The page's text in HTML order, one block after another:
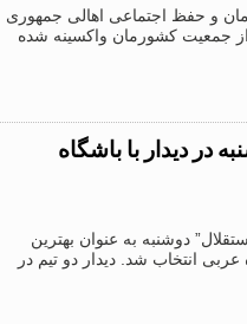
درمان و حفظ اجتماعی اهالی جمهوری
5 میلیون و 210 هزار و 943 نفر معادل 93.1 درصد از جمعیت کشورمان واکسینه شده
در دیدار با باشگاه
“استقلال” دوشنبه به عنوان بهترین
انتخاب شد. دیدار دو تیم در